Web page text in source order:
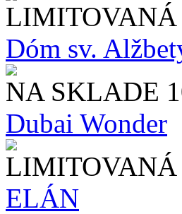
Dóm sv.
NA SKLADE
Dubai Wonder
ELÁN